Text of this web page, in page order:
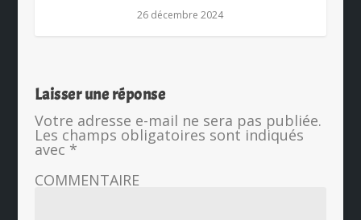
26 décembre 2024
Laisser une réponse
Votre adresse e-mail ne sera pas publiée.
Les champs obligatoires sont indiqués
avec *
COMMENTAIRE